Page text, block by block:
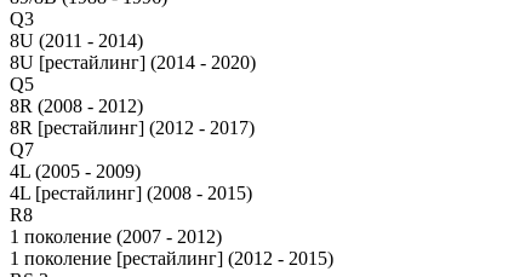
Q3
8U (2011 - 2014)
8U [рестайлинг] (2014 - 2020)
Q5
8R (2008 - 2012)
8R [рестайлинг] (2012 - 2017)
Q7
4L (2005 - 2009)
4L [рестайлинг] (2008 - 2015)
R8
1 поколение (2007 - 2012)
1 поколение [рестайлинг] (2012 - 2015)